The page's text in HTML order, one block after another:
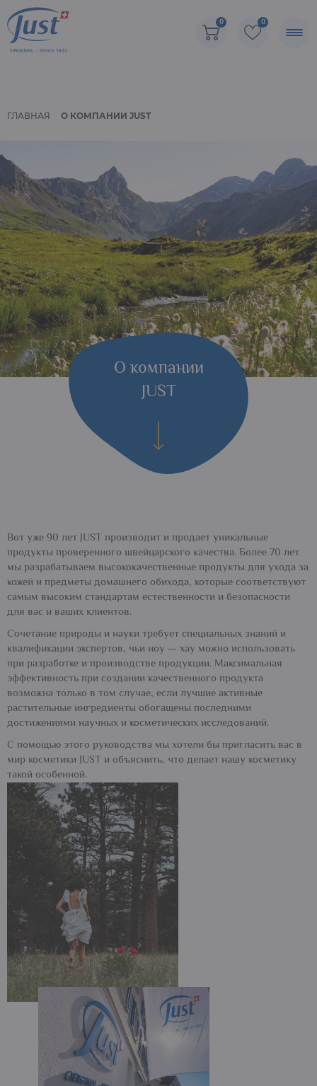
0 0
ГЛАВНАЯ О КОМПАНИИ JUST
О компании
JUST
Вот уже 90 лет JUST производит и продает уникальные
продукты проверенного швейцарского качества. Более 70 лет
мы разрабатываем высококачественные продукты для ухода за
кожей и предметы домашнего обихода, которые соответствуют
самым высоким стандартам естественности и безопасности
для вас и ваших клиентов.
Сочетание природы и науки требует специальных знаний и
квалификации экспертов, чьи ноу — хау можно использовать
при разработке и производстве продукции. Максимальная
эффективность при создании качественного продукта
возможна только в том случае, если лучшие активные
растительные ингредиенты обогащены последними
достижениями научных и косметических исследований.
С помощью этого руководства мы хотели бы пригласить вас в
мир косметики JUST и объяснить, что делает нашу косметику
такой особенной.